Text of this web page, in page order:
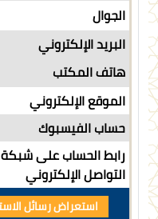
الجوال
البريد الإلكتروني
هاتف المكتب
الموقع الإلكتروني
حساب الفيسبوك
رابط الحساب على شبكة
التواصل الإلكتروني